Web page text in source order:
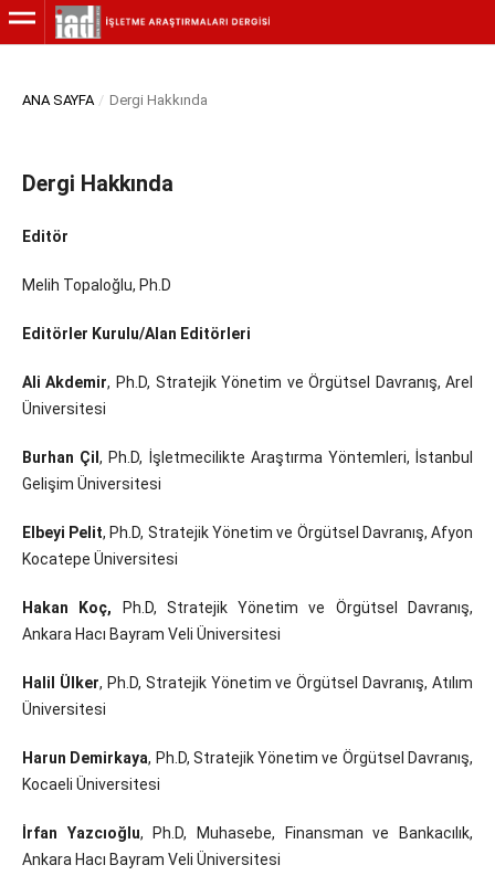
ANA SAYFA / Dergi Hakkında
Dergi Hakkında
Editör
Melih Topaloğlu, Ph.D
Editörler Kurulu/Alan Editörleri
Ali Akdemir, Ph.D, Stratejik Yönetim ve Örgütsel Davranış, Arel
Üniversitesi
Burhan Çil, Ph.D, İşletmecilikte Araştırma Yöntemleri, İstanbul
Gelişim Üniversitesi
Elbeyi Pelit, Ph.D, Stratejik Yönetim ve Örgütsel Davranış, Afyon
Kocatepe Üniversitesi
Hakan Koç, Ph.D, Stratejik Yönetim ve Örgütsel Davranış,
Ankara Hacı Bayram Veli Üniversitesi
Halil Ülker, Ph.D, Stratejik Yönetim ve Örgütsel Davranış, Atılım
Üniversitesi
Harun Demirkaya, Ph.D, Stratejik Yönetim ve Örgütsel Davranış,
Kocaeli Üniversitesi
İrfan Yazcıoğlu, Ph.D, Muhasebe, Finansman ve Bankacılık,
Ankara Hacı Bayram Veli Üniversitesi